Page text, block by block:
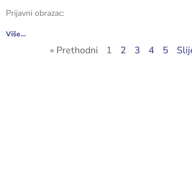
Prijavni obrazac:
Više...
« Prethodni 1 2 3 4 5